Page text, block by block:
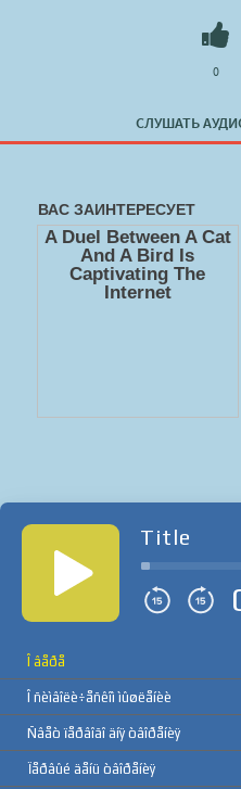
СЛУШАТЬ
0
Title
Î âåðå
Î ñèìâîëè÷åñêîì ìûøëåíèè
Ñâåò ïåðâîãî äíÿ òâîðåíèÿ
Ïåðâûé äåíü òâîðåíèÿ